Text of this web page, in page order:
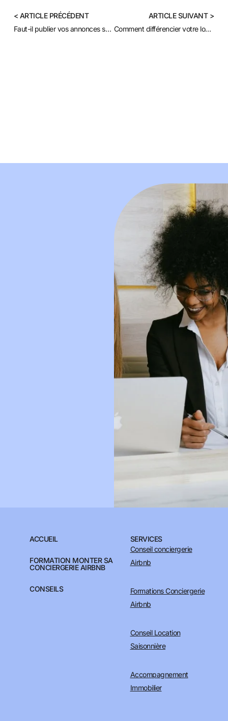
< ARTICLE PRÉCÉDENT
Faut-il publier vos annonces sur plusieurs plateformes de location ?
ARTICLE SUIVANT >
Comment différencier votre logement Airbnb de la concurrence ?
ACCUEIL
FORMATION MONTER SA
CONCIERGERIE AIRBNB
CONSEILS
SERVICES
Conseil conciergerie
Airbnb
Formations Conciergerie
Airbnb
Conseil Location
Saisonnière
Accompagnement
Immobilier